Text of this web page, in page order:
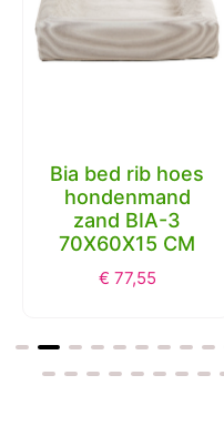
Bia bed rib hoes
hondenmand
zand BIA-3
70X60X15 CM
€ 77,55